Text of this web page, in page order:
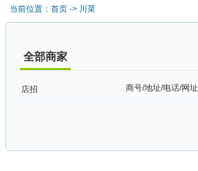
当前位置： 首页 -> 川菜
全部商家
店招 商号/地址/电话/网址